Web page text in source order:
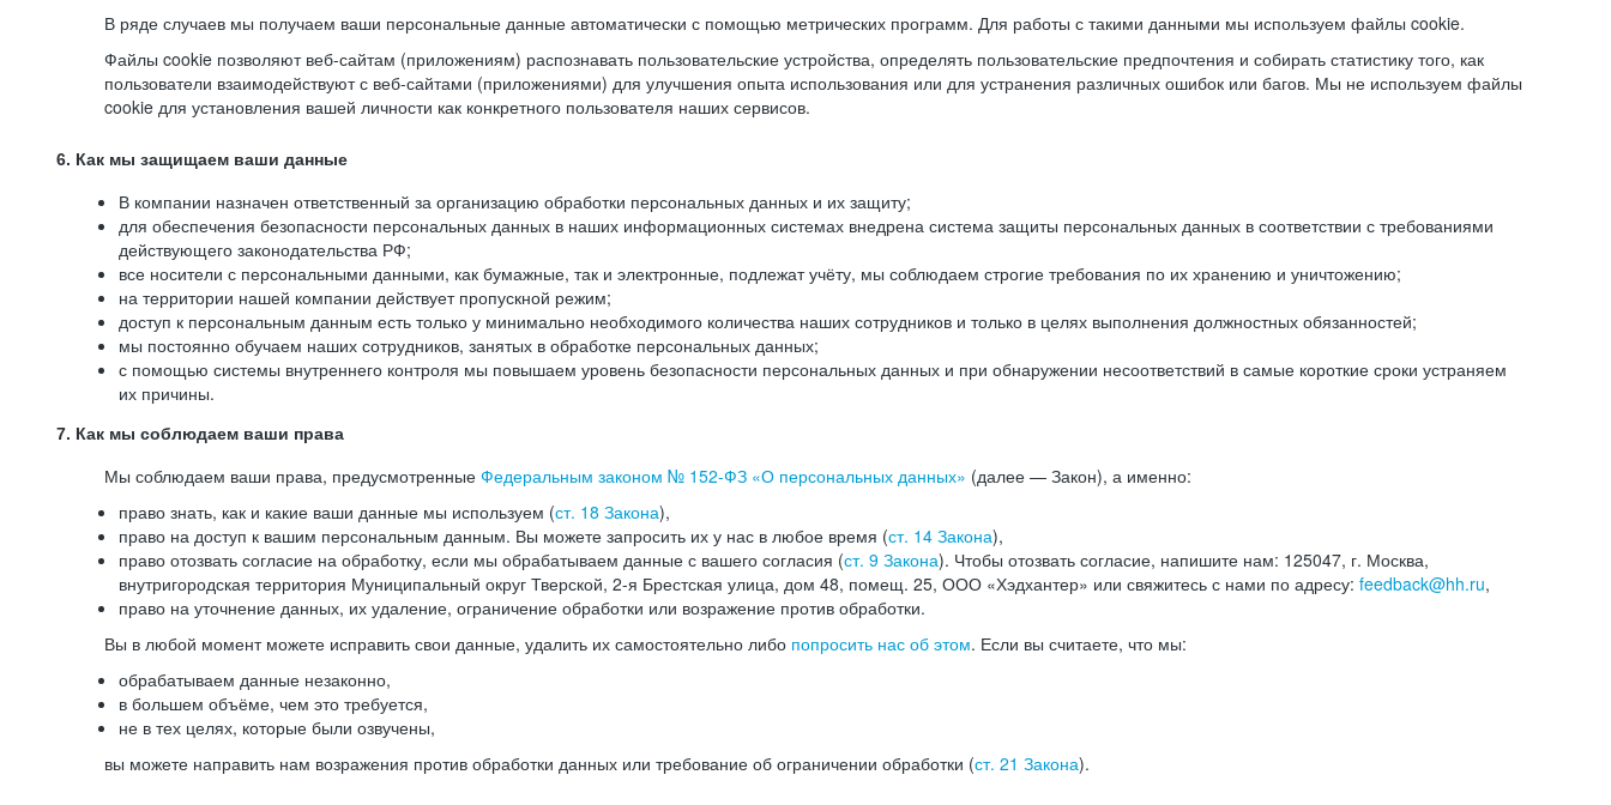
В ряде случаев мы получаем ваши персональные данные автоматически с помощью метрических программ. Для работы с такими данными мы используем файлы cookie.
Файлы cookie позволяют веб-сайтам (приложениям) распознавать пользовательские устройства, определять пользовательские предпочтения и собирать статистику того, как
пользователи взаимодействуют с веб-сайтами (приложениями) для улучшения опыта использования или для устранения различных ошибок или багов. Мы не используем файлы
cookie для установления вашей личности как конкретного пользователя наших сервисов.
6. Как мы защищаем ваши данные
В компании назначен ответственный за организацию обработки персональных данных и их защиту;
для обеспечения безопасности персональных данных в наших информационных системах внедрена система защиты персональных данных в соответствии с требованиями
действующего законодательства РФ;
все носители с персональными данными, как бумажные, так и электронные, подлежат учёту, мы соблюдаем строгие требования по их хранению и уничтожению;
на территории нашей компании действует пропускной режим;
доступ к персональным данным есть только у минимально необходимого количества наших сотрудников и только в целях выполнения должностных обязанностей;
мы постоянно обучаем наших сотрудников, занятых в обработке персональных данных;
с помощью системы внутреннего контроля мы повышаем уровень безопасности персональных данных и при обнаружении несоответствий в самые короткие сроки устраняем
их причины.
7. Как мы соблюдаем ваши права
Мы соблюдаем ваши права, предусмотренные Федеральным законом № 152-ФЗ «О персональных данных» (далее — Закон), а именно:
право знать, как и какие ваши данные мы используем (ст. 18 Закона),
право на доступ к вашим персональным данным. Вы можете запросить их у нас в любое время (ст. 14 Закона),
право отозвать согласие на обработку, если мы обрабатываем данные с вашего согласия (ст. 9 Закона). Чтобы отозвать согласие, напишите нам: 125047, г. Москва,
внутригородская территория Муниципальный округ Тверской, 2-я Брестская улица, дом 48, помещ. 25, ООО «Хэдхантер» или свяжитесь с нами по адресу: feedback@hh.ru,
право на уточнение данных, их удаление, ограничение обработки или возражение против обработки.
Вы в любой момент можете исправить свои данные, удалить их самостоятельно либо попросить нас об этом. Если вы считаете, что мы:
обрабатываем данные незаконно,
в большем объёме, чем это требуется,
не в тех целях, которые были озвучены,
вы можете направить нам возражения против обработки данных или требование об ограничении обработки (ст. 21 Закона).